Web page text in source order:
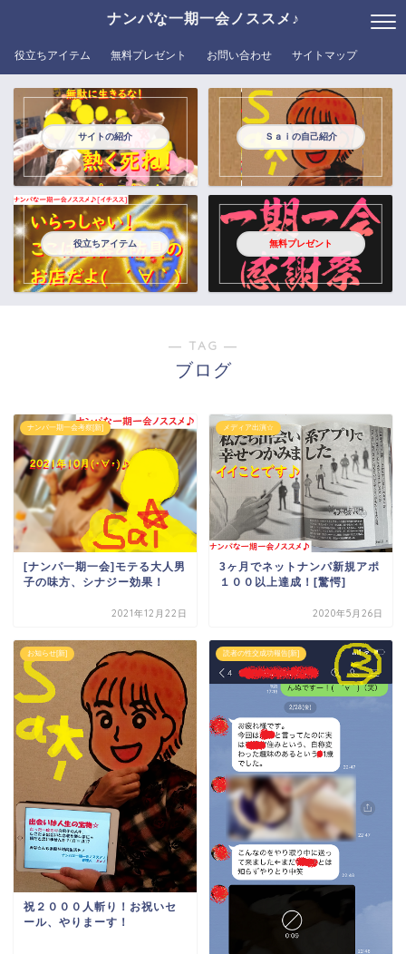
ナンパな一期一会ノススメ♪
役立ちアイテム 無料プレゼント お問い合わせ サイトマップ
サイトの紹介 Ｓａｉの自己紹介
役立ちアイテム 無料プレゼント
― TAG ―
ブログ
ナンパ一期一会考察[新]
[ナンパ一期一会]モテる大人男
子の味方、シナジー効果！
2021年12月22日
メディア出演☆
3ヶ月でネットナンパ新規アポ
１００以上達成！[驚愕]
2020年5月26日
お知らせ[新]
祝２０００人斬り！お祝いセ
ール、やりまーす！
読者の性交成功報告[新]